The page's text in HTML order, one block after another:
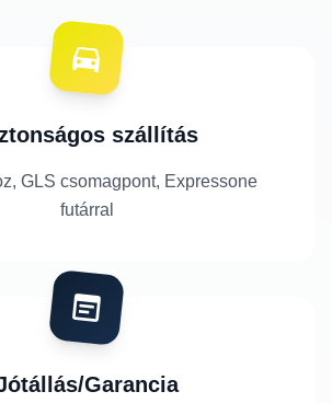
szállítás
GLS csomagpont, Expressone
futárral
Garancia